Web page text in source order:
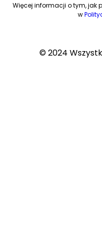
Więcej informacji o tym, jak
w
© 2024